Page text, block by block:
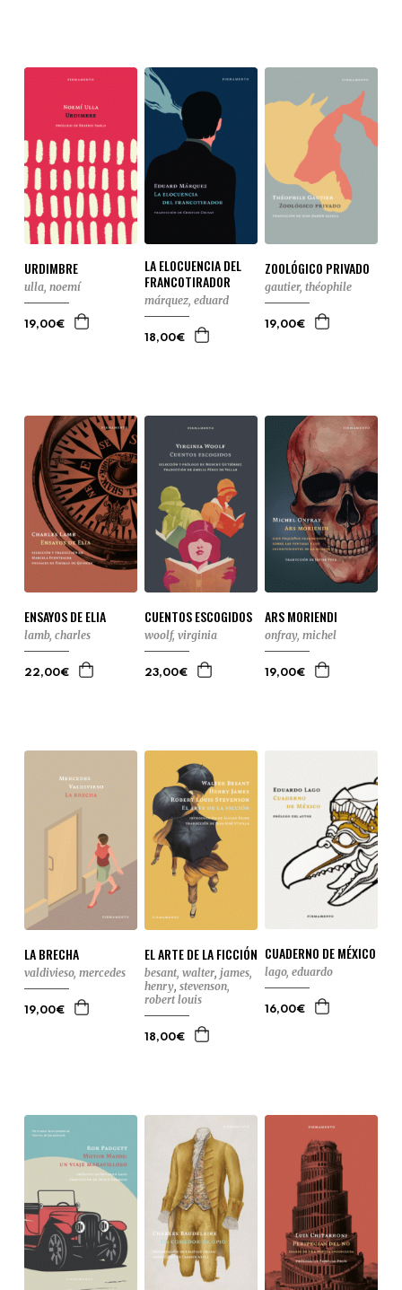
URDIMBRE
ulla, noemí
19,00€
LA ELOCUENCIA DEL
FRANCOTIRADOR
márquez, eduard
18,00€
ZOOLÓGICO PRIVADO
gautier, théophile
19,00€
ENSAYOS DE ELIA
lamb, charles
22,00€
CUENTOS ESCOGIDOS
woolf, virginia
23,00€
ARS MORIENDI
onfray, michel
19,00€
LA BRECHA
valdivieso, mercedes
19,00€
EL ARTE DE LA FICCIÓN
besant, walter, james,
henry, stevenson,
robert louis
18,00€
CUADERNO DE MÉXICO
lago, eduardo
16,00€